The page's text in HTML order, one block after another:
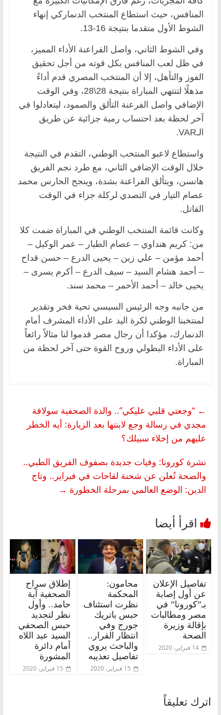
المنافس، حيث استطاع المنتخب الدنماركي إنهاء
الشوط الأول متقدما بنتيجة 16-13.
وفي الشوط الثاني، واصل الفراعنة الأداء المميز،
في ظل لعب المنافس بكل قوته من أجل تحقيق
الفوز والتأهل، إلا أن المنتخب المصري قدم أداءً
مذهلًا لتنتهي المباراة بنتيجة 28\28، وفي الوقت
الإضافي واصل الفرعنة التألق والصمود، ليتعادلوا في
آخر لحظة بعد احتساب رمية جزائية عن طريق
الـVAR.
واستطاع لاعبو المنتخب الوطني، التقدم في النتيجة
خلال الوقت الإضافي الثاني، مع طرد نجم الفريق
هانسن، ويتألق الفراعنة بشدة، وينجح الحارس محمد
عصام التيار في التصدي لركلة جزاء في الوقت
القاتل.
وكانت قائمة المنتخب الوطني في المباراة ضمت كلا
من: كريم هنداوي – عصام الطيار – عمر الوكيل –
أحمد مؤمن – علي زين – يحيى الدرع – حسن قداح
– أحمد هشام السيد – سيف الدرع – أكرم يسرى –
يحيى خالد – أحمد الأحمر – محمد سند.
من جانبه وجه الرئيس السيسي تحية فخر وتقدير
لمنتخبنا الوطني لكرة اليد على الأداء المشرف أمام
الدنمارك، مؤكدا أن رجال مصر قدموا لنا مثالاً رائعاً
على الأداء البطولي وروح القوة حتى آخر لحظة من
المباراة.
← “وجعتي قلبي عليكي”.. والدة الصحفية سولافة
مجدي في رسالة وجع لابنتها بعد الزيارة: أيه الخطر
عليهم من إخلاء سبيلك؟
نشرة كورونا: وفيات جديدة بصفوف الفريق الطبي..
والصحة تُعلن عن شحنة لقاحات في فبراير.. وتاج
الدين: الوضع العالمي بمرحلة الخطورة →
تفاصيل الإعلان
عن أول إصابة
بـ”كورونا” في
مصر ومطالبات
بإقالة وزيرة
الصحة
14 فبراير، 2020
محامون:
المحكمة
نظرت استئناف
حبس باتريك
جورج وفي
انتظار القرار..
والباحث يروي
تفاصيل تعذيبه
15 فبراير، 2020
إطلاق سراح
الصحفية آية
حامد.. وأول
نظر لتجديد
حبس الصحفي
السيد عبد اللاه
أمام دائرة
المشورة
15 فبراير، 2020
اترك تعليقاً